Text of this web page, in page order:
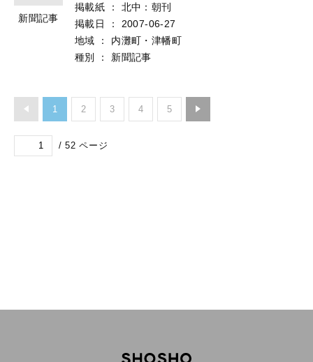
新聞記事
掲載紙 ：
北中：朝刊
掲載日
：
2007-06-27
地域
：
内灘町・津幡町
種別
： 新聞記事
1 2 3 4 5
/ 52 ページ